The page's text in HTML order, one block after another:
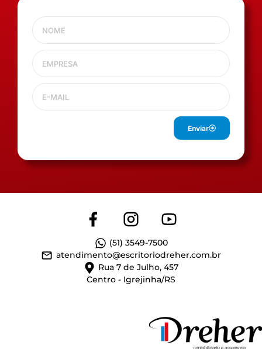
Enviar
(51) 3549-7500
atendimento@escritoriodreher.com.br
Rua 7 de Julho, 457
Centro - Igrejinha/RS